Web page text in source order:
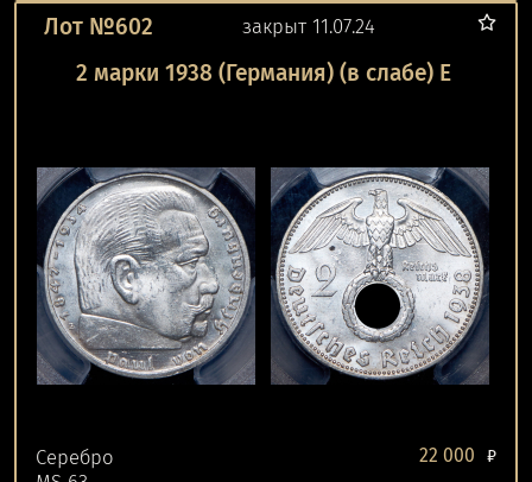
Лот №602 закрыт 11.07.24
2 марки 1938 (Германия) (в слабе) Е
Серебро
22 000 ₽